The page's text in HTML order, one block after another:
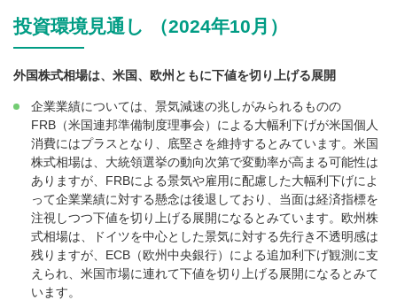
投資環境見通し （2024年10月）
外国株式相場は、米国、欧州ともに下値を切り上げる展開
企業業績については、景気減速の兆しがみられるものの
FRB（米国連邦準備制度理事会）による大幅利下げが米国個人
消費にはプラスとなり、底堅さを維持するとみています。米国
株式相場は、大統領選挙の動向次第で変動率が高まる可能性は
ありますが、FRBによる景気や雇用に配慮した大幅利下げによ
って企業業績に対する懸念は後退しており、当面は経済指標を
注視しつつ下値を切り上げる展開になるとみています。欧州株
式相場は、ドイツを中心とした景気に対する先行き不透明感は
残りますが、ECB（欧州中央銀行）による追加利下げ観測に支
えられ、米国市場に連れて下値を切り上げる展開になるとみて
います。